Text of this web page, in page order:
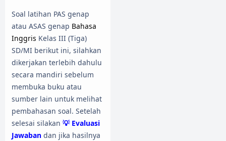
Soal latihan PAS genap
atau ASAS genap Bahasa
Inggris Kelas III (Tiga)
SD/MI berikut ini, silahkan
dikerjakan terlebih dahulu
secara mandiri sebelum
membuka buku atau
sumber lain untuk melihat
pembahasan soal. Setelah
selesai silakan 💡 Evaluasi
Jawaban dan jika hasilnya